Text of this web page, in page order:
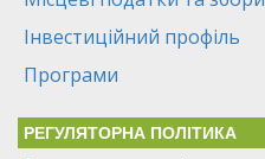
Інвестиційний профіль
Програми
РЕГУЛЯТОРНА ПОЛІТИКА